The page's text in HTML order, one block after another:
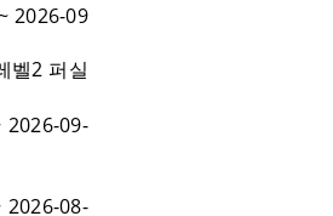
2026-09
벨2 퍼실
2026-09-
2026-08-